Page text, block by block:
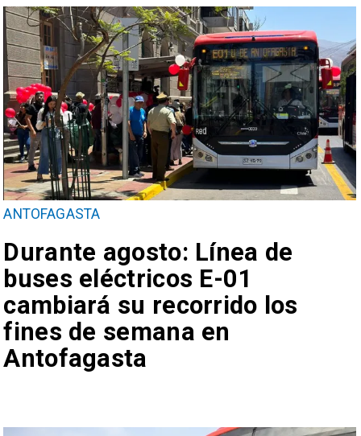
ANTOFAGASTA
Durante agosto: Línea de
buses eléctricos E-01
cambiará su recorrido los
fines de semana en
Antofagasta